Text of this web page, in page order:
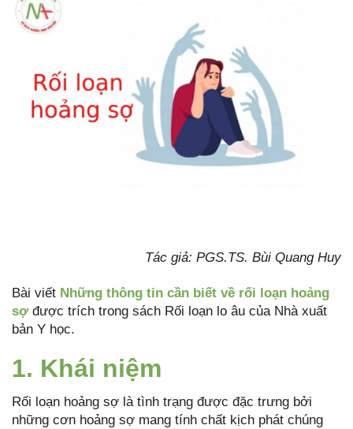
Tác giả: PGS.TS. Bùi Quang Huy
Bài viết Những thông tin cần biết về rối loạn hoảng
sợ được trích trong sách Rối loạn lo âu của Nhà xuất
bản Y học.
1. Khái niệm
Rối loạn hoảng sợ là tình trạng được đặc trưng bởi
những cơn hoảng sợ mang tính chất kịch phát chúng